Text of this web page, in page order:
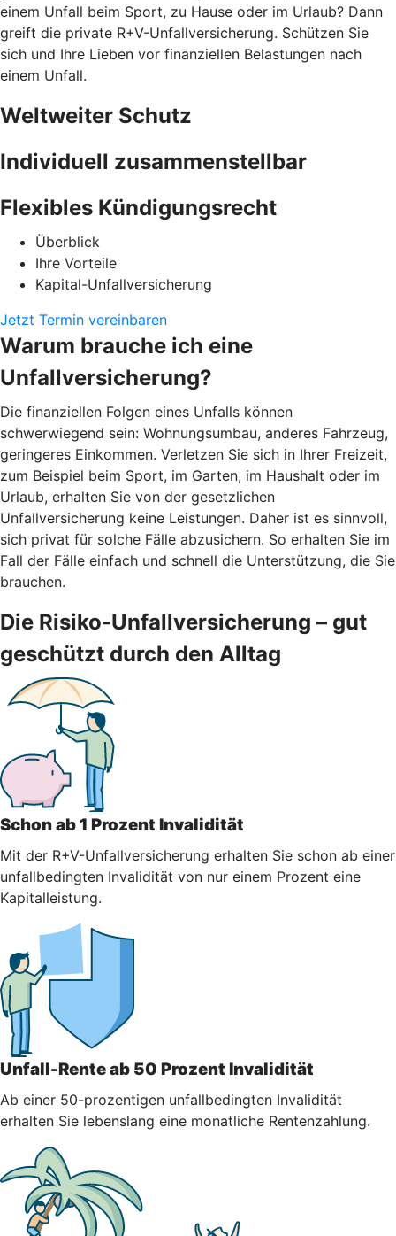
einem Unfall beim Sport, zu Hause oder im Urlaub? Dann
greift die private R+V-Unfallversicherung. Schützen Sie
sich und Ihre Lieben vor finanziellen Belastungen nach
einem Unfall.
Weltweiter Schutz
Individuell zusammenstellbar
Flexibles Kündigungsrecht
Überblick
Ihre Vorteile
Kapital-Unfallversicherung
Jetzt Termin vereinbaren
Warum brauche ich eine
Unfallversicherung?
Die finanziellen Folgen eines Unfalls können
schwerwiegend sein: Wohnungsumbau, anderes Fahrzeug,
geringeres Einkommen. Verletzen Sie sich in Ihrer Freizeit,
zum Beispiel beim Sport, im Garten, im Haushalt oder im
Urlaub, erhalten Sie von der gesetzlichen
Unfallversicherung keine Leistungen. Daher ist es sinnvoll,
sich privat für solche Fälle abzusichern. So erhalten Sie im
Fall der Fälle einfach und schnell die Unterstützung, die Sie
brauchen.
Die Risiko-Unfallversicherung – gut
geschützt durch den Alltag
Schon ab 1 Prozent Invalidität
Mit der R+V-Unfallversicherung erhalten Sie schon ab einer
unfallbedingten Invalidität von nur einem Prozent eine
Kapitalleistung.
Unfall-Rente ab 50 Prozent Invalidität
Ab einer 50-prozentigen unfallbedingten Invalidität
erhalten Sie lebenslang eine monatliche Rentenzahlung.